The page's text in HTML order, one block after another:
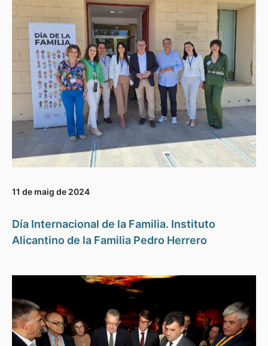
11 de maig de 2024
Día Internacional de la Familia. Instituto
Alicantino de la Familia Pedro Herrero